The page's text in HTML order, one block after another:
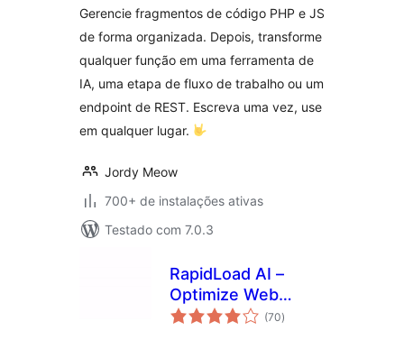
automação para
WordPress
Gerencie fragmentos de código PHP e JS
de forma organizada. Depois, transforme
qualquer função em uma ferramenta de
IA, uma etapa de fluxo de trabalho ou um
endpoint de REST. Escreva uma vez, use
em qualquer lugar.
Jordy Meow
700+ de instalações ativas
Testado com 7.0.3
RapidLoad AI –
Optimize Web
Vitals Automatically
(70total
de
)